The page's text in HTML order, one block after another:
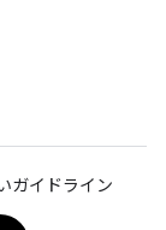
ガイドライン